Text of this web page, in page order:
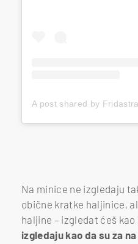
Na minice ne izgledaju
obične kratke haljinice,
haljine – izgledat ćeš kao
izgledaju kao da su za